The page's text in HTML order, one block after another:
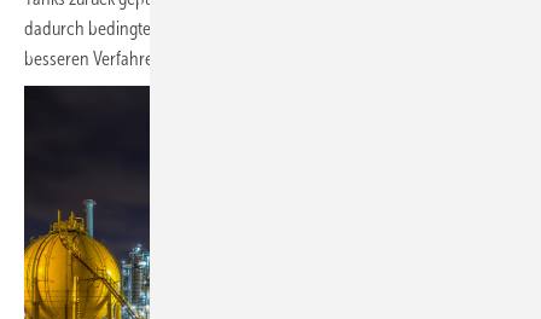
dadurch bedingte Verteuerung sorgt eben auch für einen technisch
besseren Verfahrensstand bei solchen Transporten.